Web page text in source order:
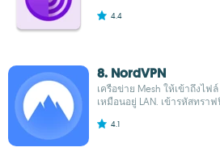
4.4
8. NordVPN
เครือข่าย Mesh ให้เข้าถึงไฟ
เหมือนอยู่ LAN. เข้ารหัสทรา
4.1